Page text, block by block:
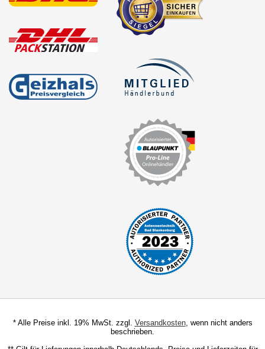
* Alle Preise inkl. 19% MwSt. zzgl. Versandkosten, wenn nicht anders
beschrieben.